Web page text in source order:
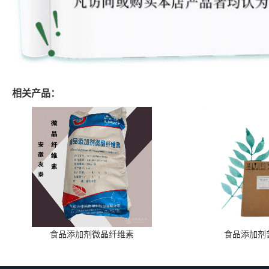
相关产品：
食品添加剂微晶纤维素 食品添加剂